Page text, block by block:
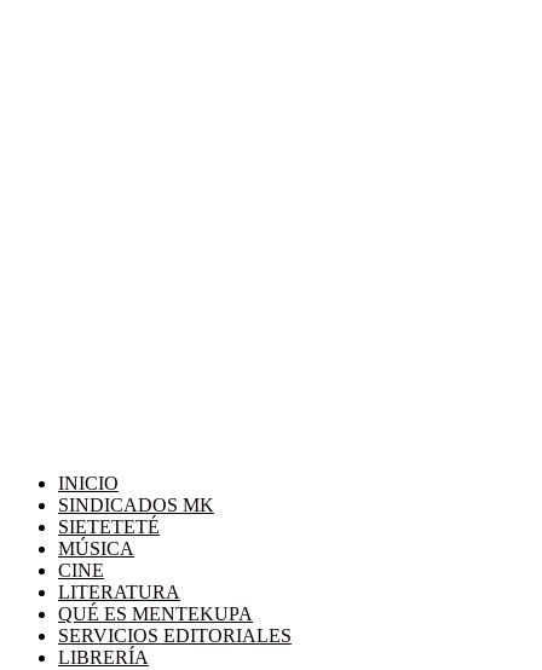
INICIO
SINDICADOS MK
SIETETETÉ
MÚSICA
CINE
LITERATURA
QUÉ ES MENTEKUPA
SERVICIOS EDITORIALES
LIBRERÍA